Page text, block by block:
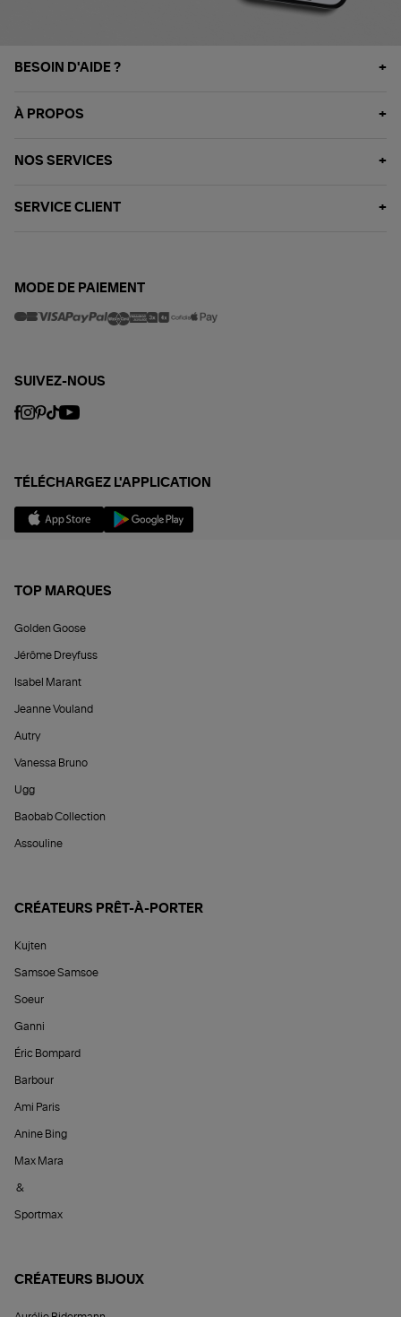
BESOIN D'AIDE ?
À PROPOS
NOS SERVICES
SERVICE CLIENT
MODE DE PAIEMENT
SUIVEZ-NOUS
TÉLÉCHARGEZ L'APPLICATION
TOP MARQUES
Golden Goose
Jérôme Dreyfuss
Isabel Marant
Jeanne Vouland
Autry
Vanessa Bruno
Ugg
Baobab Collection
Assouline
CRÉATEURS PRÊT-À-PORTER
Kujten
Samsoe Samsoe
Soeur
Ganni
Éric Bompard
Barbour
Ami Paris
Anine Bing
Max Mara
&
Sportmax
CRÉATEURS BIJOUX